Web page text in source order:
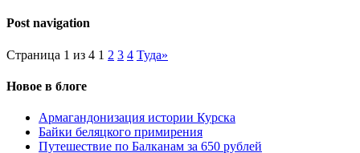
Post navigation
Страница 1 из 4 1 2 3 4 Туда»
Новое в блоге
Армагандонизация истории Курска
Байки беляцкого примирения
Путешествие по Балканам за 650 рублей